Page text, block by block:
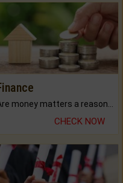
CHECK NOW